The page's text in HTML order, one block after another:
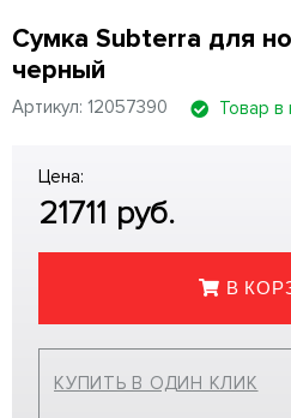
Сумка Subterra для
черный
Артикул: 12057390 Товар в
Цена:
21711 руб.
В
КУПИТЬ В ОДИН КЛИК